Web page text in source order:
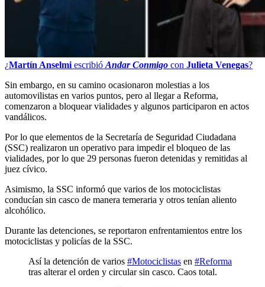
¿Martín Anselmi escribió Andar Conmigo con Julieta Venegas?
Sin embargo, en su camino ocasionaron molestias a los
automovilistas en varios puntos, pero al llegar a Reforma,
comenzaron a bloquear vialidades y algunos participaron en actos
vandálicos.
Por lo que elementos de la Secretaría de Seguridad Ciudadana
(SSC) realizaron un operativo para impedir el bloqueo de las
vialidades, por lo que 29 personas fueron detenidas y remitidas al
juez cívico.
Asimismo, la SSC informó que varios de los motociclistas
conducían sin casco de manera temeraria y otros tenían aliento
alcohólico.
Durante las detenciones, se reportaron enfrentamientos entre los
motociclistas y policías de la SSC.
Así la detención de varios #Motociclistas en #Reforma
tras alterar el orden y circular sin casco. Caos total.